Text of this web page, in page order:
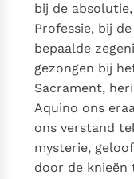
bij de
Professie, bij
bepaalde
gezongen bij
Sacrament,
Aquino ons
ons verstand
mysterie,
door de knieën